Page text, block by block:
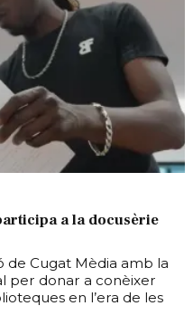
a la docusèrie
de Cugat Mèdia amb la
per donar a conèixer
en l’era de les